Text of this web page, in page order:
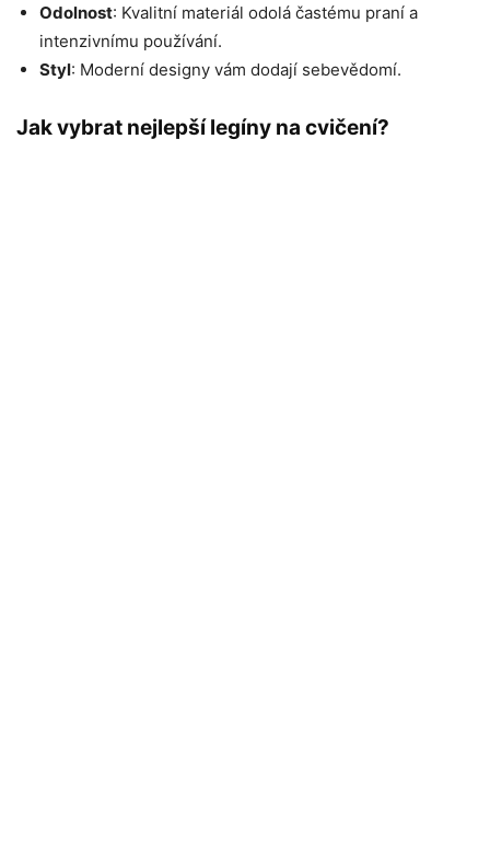
Odolnost: Kvalitní materiál odolá častému praní a
intenzivnímu používání.
Styl: Moderní designy vám dodají sebevědomí.
Jak vybrat nejlepší legíny na cvičení?